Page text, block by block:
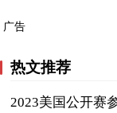
广告
热文推荐
2023美国公开赛